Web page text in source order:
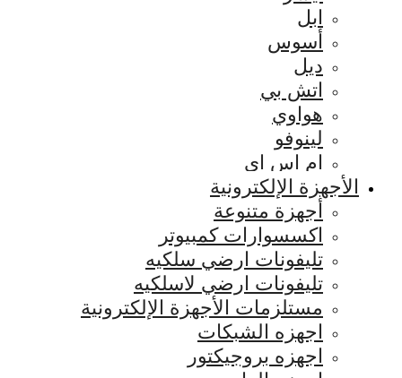
ابل
أسوس
ديل
اتش بي
هواوي
لينوفو
ام اس اي
الأجهزة الإلكترونية
أجهزة متنوعة
اكسسوارات كمبيوتر
تليفونات ارضي سلكيه
تليفونات ارضي لاسلكيه
مستلزمات الأجهزة الإلكترونية
اجهزه الشبكات
اجهزه بروجيكتور